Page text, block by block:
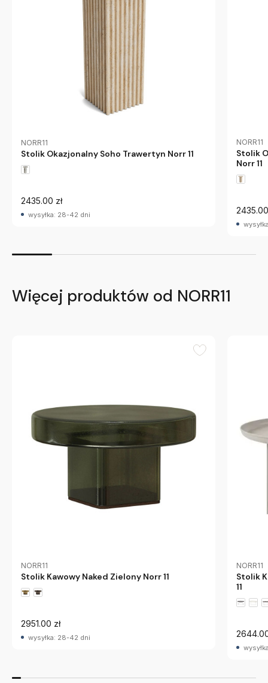
NORR11
Stolik Okazjonalny Soho Trawertyn Norr 11
2435.00 zł
wysyłka: 28-42 dni
NORR11
Stolik
Norr 11
Więcej produktów od NORR11
NORR11
Stolik Kawowy Naked Zielony Norr 11
2951.00 zł
wysyłka: 28-42 dni
NORR11
Stolik
11